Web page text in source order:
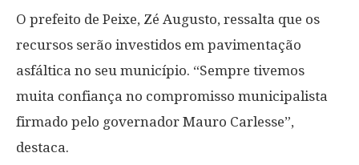
O prefeito de Peixe, Zé Augusto, ressalta que os
recursos serão investidos em pavimentação
asfáltica no seu município. “Sempre tivemos
muita confiança no compromisso municipalista
firmado pelo governador Mauro Carlesse”,
destaca.